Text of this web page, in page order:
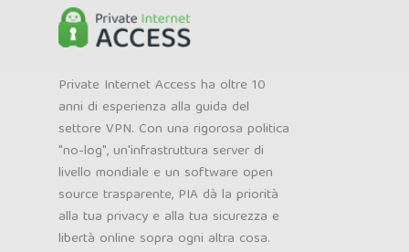
Private Internet Access ha oltre 10
anni di esperienza alla guida del
settore VPN. Con una rigorosa politica
"no-log", un'infrastruttura server di
livello mondiale e un software open
source trasparente, PIA dà la priorità
alla tua privacy e alla tua sicurezza e
libertà online sopra ogni altra cosa.